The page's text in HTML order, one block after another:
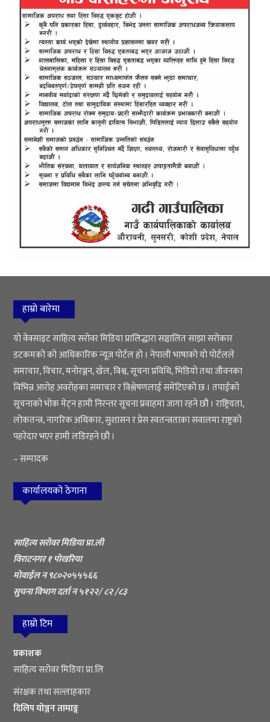
हाम्रो बारेमा
यो वेवसाइट साहित्य सरोवर मिडिया प्रालिद्धारा सञ्चालित साझा सरोकार
डटकमको को आधिकारिक न्यूज पोर्टल हो । नेपाली भाषाको यो पोर्टलले
समाचार, विचार, मनोरञ्जन, खेल, विश्व, सूचना प्रविधि, भिडियो तथा जीवनका
विभिन्न आरोह अवरोहका समाचार र विश्लेषणलाई समेटिएको छ । तपाईको
सूचनाको भोक मेट्न हामी निरन्तर सूचना प्रवाहमा जागा रहने छौ । राष्ट्रियता,
लोकतन्त्र, नागरिक अधिकार, सुशासन र प्रेस स्वतन्त्रताका सवालमा राष्ट्रको
पहरेदार भएर हामी लडिरहने छौ ।
– सम्पादक
कार्यालयको ठेगाना
साहित्य सरोवर मिडिया प्रा.ली
विराटनगर १ पोखरिया
मोवाईल न ९८०२०५५५६६
सुचना विभाग दर्ता न ५१२२/ ८२ /८३
हाम्रो टिम
प्रकाशक
साहित्य सरोवर मिडिया प्रा.लि
संरक्षक तथा सल्लाहकार
दिलिप योञ्जन तामाङ्ग